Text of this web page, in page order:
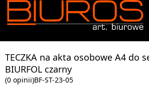
TECZKA na akta osobowe A4 do
BIURFOL czarny
(0 opinii)BF-ST-23-05